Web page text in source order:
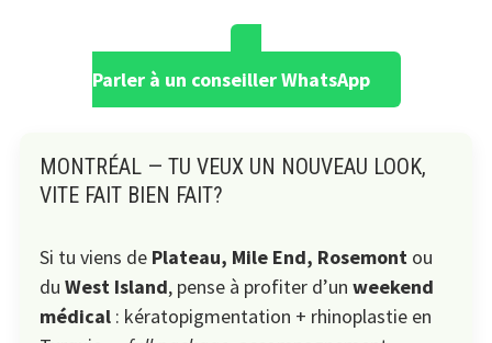
Parler à un conseiller WhatsApp
MONTRÉAL — TU VEUX UN NOUVEAU LOOK,
VITE FAIT BIEN FAIT?
Si tu viens de Plateau, Mile End, Rosemontou
du West Island, pense à profiter d’un weekend
médical: kératopigmentation + rhinoplastie en